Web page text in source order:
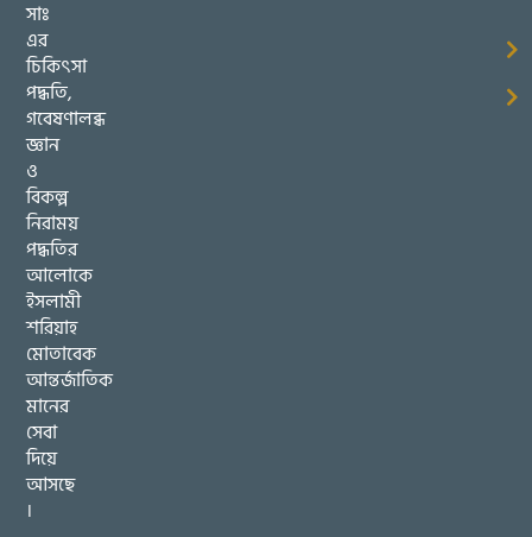
সাঃ
এর
চিকিৎসা
পদ্ধতি,
গবেষণালব্ধ
জ্ঞান
ও
বিকল্প
নিরাময়
পদ্ধতির
আলোকে
ইসলামী
শরিয়াহ
মোতাবেক
আন্তর্জাতিক
মানের
সেবা
দিয়ে
আসছে
।